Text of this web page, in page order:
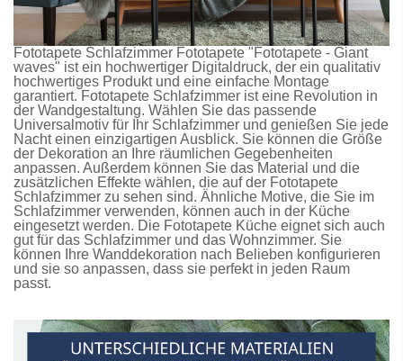
Fototapete Schlafzimmer Fototapete "Fototapete - Giant
waves" ist ein hochwertiger Digitaldruck, der ein qualitativ
hochwertiges Produkt und eine einfache Montage
garantiert. Fototapete Schlafzimmer ist eine Revolution in
der Wandgestaltung. Wählen Sie das passende
Universalmotiv für Ihr Schlafzimmer und genießen Sie jede
Nacht einen einzigartigen Ausblick. Sie können die Größe
der Dekoration an Ihre räumlichen Gegebenheiten
anpassen. Außerdem können Sie das Material und die
zusätzlichen Effekte wählen, die auf der Fototapete
Schlafzimmer zu sehen sind. Ähnliche Motive, die Sie im
Schlafzimmer verwenden, können auch in der Küche
eingesetzt werden. Die Fototapete Küche eignet sich auch
gut für das Schlafzimmer und das Wohnzimmer. Sie
können Ihre Wanddekoration nach Belieben konfigurieren
und sie so anpassen, dass sie perfekt in jeden Raum
passt.